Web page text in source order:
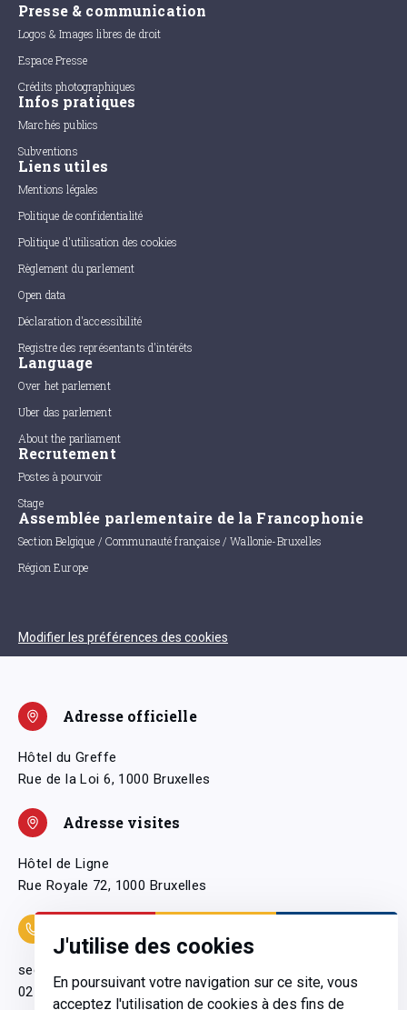
J'utilise des cookies
En poursuivant votre navigation sur ce site, vous
acceptez l'utilisation de cookies à des fins de
Presse & communication
Logos & Images libres de droit
Espace Presse
Crédits photographiques
Infos pratiques
Marchés publics
Subventions
Liens utiles
Mentions légales
Politique de confidentialité
Politique d'utilisation des cookies
Règlement du parlement
Open data
Déclaration d'accessibilité
Registre des représentants d'intérêts
Language
Over het parlement
Uber das parlement
About the parliament
Recrutement
Postes à pourvoir
Stage
Assemblée parlementaire de la Francophonie
Section Belgique / Communauté française / Wallonie-Bruxelles
Région Europe
Modifier les préférences des cookies
Adresse officielle
Hôtel du Greffe
Rue de la Loi 6, 1000 Bruxelles
Adresse visites
Hôtel de Ligne
Rue Royale 72, 1000 Bruxelles
secretariatgeneral@pfwb.be
02 506 38 11